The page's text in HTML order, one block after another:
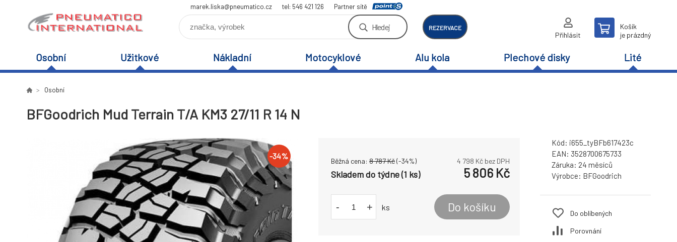
marek.liska@pneumatico.cz tel: 546 421 126 Partner sítě
Hledej REZERVACE
Přihlásit
Košík
je prázdný
Osobní Užitkové Nákladní Motocyklové Alu kola Plechové disky Lité
Osobní
BFGoodrich Mud Terrain T/A KM3 27/11 R 14 N
-34%
Běžná cena: 8 787Kč(-34%) 4 798 Kč bez DPH
Skladem do týdne (1 ks) 5 806 Kč
- + ks Do košíku
Kód: i655_tyBFb617423c
EAN: 3528700675733
Záruka: 24 měsíců
Výrobce: BFGoodrich
Do oblíbených
Porovnání